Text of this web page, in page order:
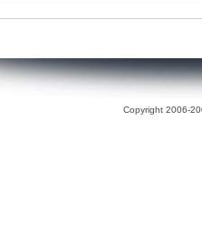
Copyright 2006-